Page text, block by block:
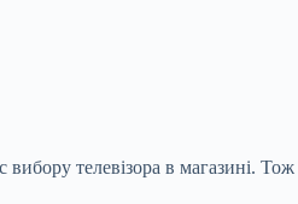
телевізора в магазині.